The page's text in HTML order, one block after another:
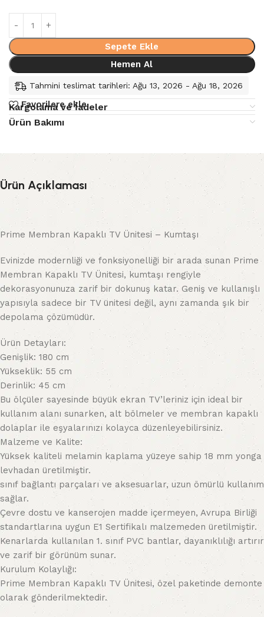
Sepete Ekle
Hemen Al
Tahmini teslimat tarihleri: Ağu 13, 2026 - Ağu 18, 2026
Favorilere ekle
Kargolama ve İadeler
Ürün Bakımı
Ürün Açıklaması
Prime Membran Kapaklı TV Ünitesi – Kumtaşı
Evinizde modernliği ve fonksiyonelliği bir arada sunan Prime
Membran Kapaklı TV Ünitesi, kumtaşı rengiyle
dekorasyonunuza zarif bir dokunuş katar. Geniş ve kullanışlı
yapısıyla sadece bir TV ünitesi değil, aynı zamanda şık bir
depolama çözümüdür.
Ürün Detayları:
Genişlik: 180 cm
Yükseklik: 55 cm
Derinlik: 45 cm
Bu ölçüler sayesinde büyük ekran TV’leriniz için ideal bir
kullanım alanı sunarken, alt bölmeler ve membran kapaklı
dolaplar ile eşyalarınızı kolayca düzenleyebilirsiniz.
Malzeme ve Kalite:
Yüksek kaliteli melamin kaplama yüzeye sahip 18 mm yonga
levhadan üretilmiştir.
sınıf bağlantı parçaları ve aksesuarlar, uzun ömürlü kullanım
sağlar.
Çevre dostu ve kanserojen madde içermeyen, Avrupa Birliği
standartlarına uygun E1 Sertifikalı malzemeden üretilmiştir.
Kenarlarda kullanılan 1. sınıf PVC bantlar, dayanıklılığı artırır
ve zarif bir görünüm sunar.
Kurulum Kolaylığı:
Prime Membran Kapaklı TV Ünitesi, özel paketinde demonte
olarak gönderilmektedir.